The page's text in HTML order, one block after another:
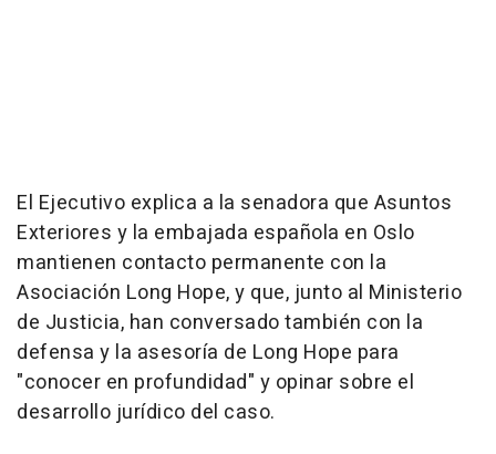
El Ejecutivo explica a la senadora que Asuntos
Exteriores y la embajada española en Oslo
mantienen contacto permanente con la
Asociación Long Hope, y que, junto al Ministerio
de Justicia, han conversado también con la
defensa y la asesoría de Long Hope para
"conocer en profundidad" y opinar sobre el
desarrollo jurídico del caso.